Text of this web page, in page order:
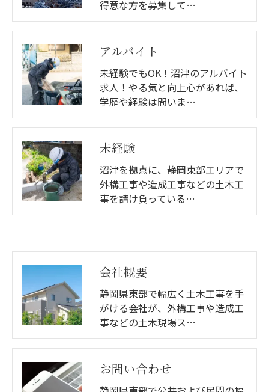
得意な方を募集して…
アルバイト
未経験でもOK！沼津のアルバイト
求人！やる気と向上心があれば、
学歴や経験は問いま…
未経験
沼津を拠点に、静岡東部エリアで
外構工事や造成工事などの土木工
事を請け負っている…
会社概要
静岡県東部で幅広く土木工事を手
がける会社が、外構工事や造成工
事などの土木現場ス…
お問い合わせ